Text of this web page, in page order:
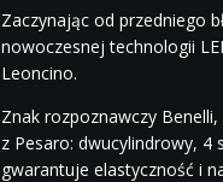
Zaczynając od przedniego
nowoczesnej technologii
Leoncino.
Znak rozpoznawczy
z Pesaro: dwucylindrowy, 4
gwarantuje elastyczność i